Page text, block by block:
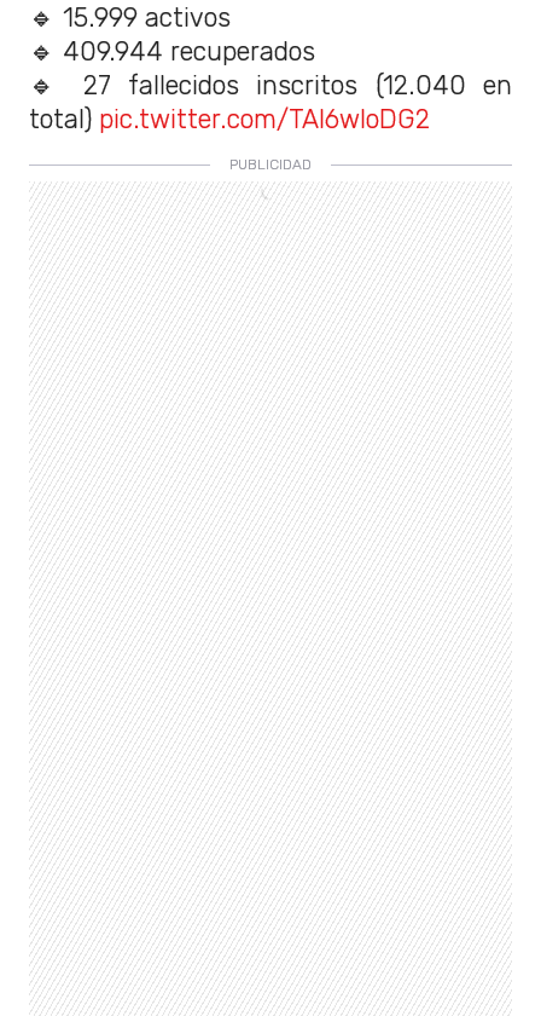
🔹 15.999 activos
🔹 409.944 recuperados
🔹 27 fallecidos inscritos (12.040 en
total) pic.twitter.com/TAl6wIoDG2